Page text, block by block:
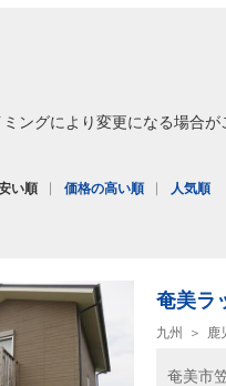
ングにより変更になる場合
い順 価格の高い順 人気順
奄美ラ
九州 鹿
奄美市